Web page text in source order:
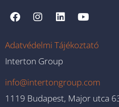
Adatvédelmi Tájékoztató
Interton Group
info@intertongroup.com
1119 Budapest, Major utca